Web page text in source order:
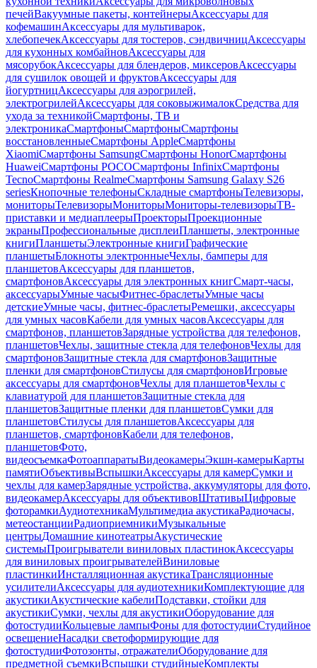
печейВакуумные пакеты, контейнерыАксессуары для
кофемашинАксессуары для мультиварок,
хлебопечекАксессуары для тостеров, сэндвичницАксессуары
для кухонных комбайновАксессуары для
мясорубокАксессуары для блендеров, миксеровАксессуары
для сушилок овощей и фруктовАксессуары для
йогуртницАксессуары для аэрогрилей,
электрогрилейАксессуары для соковыжималокСредства для
ухода за техникойСмартфоны, ТВ и
электроникаСмартфоныСмартфоныСмартфоны
восстановленныеСмартфоны AppleСмартфоны
XiaomiСмартфоны SamsungСмартфоны HonorСмартфоны
HuaweiСмартфоны POCOСмартфоны InfinixСмартфоны
TecnoСмартфоны RealmeСмартфоны Samsung Galaxy S26
seriesКнопочные телефоныСкладные смартфоныТелевизоры,
мониторыТелевизорыМониторыМониторы-телевизорыТВ-
приставки и медиаплеерыПроекторыПроекционные
экраныПрофессиональные дисплеиПланшеты, электронные
книгиПланшетыЭлектронные книгиГрафические
планшетыБлокноты электронныеЧехлы, бамперы для
планшетовАксессуары для планшетов,
смартфоновАксессуары для электронных книгСмарт-часы,
аксессуарыУмные часыФитнес-браслетыУмные часы
детскиеУмные часы, фитнес-браслетыРемешки, аксессуары
для умных часовКабели для умных часовАксессуары для
смартфонов, планшетовЗарядные устройства для телефонов,
планшетовЧехлы, защитные стекла для телефоновЧехлы для
смартфоновЗащитные стекла для смартфоновЗащитные
пленки для смартфоновСтилусы для смартфоновИгровые
аксессуары для смартфоновЧехлы для планшетовЧехлы с
клавиатурой для планшетовЗащитные стекла для
планшетовЗащитные пленки для планшетовСумки для
планшетовСтилусы для планшетовАксессуары для
планшетов, смартфоновКабели для телефонов,
планшетовФото,
видеосъемкаФотоаппаратыВидеокамерыЭкшн-камерыКарты
памятиОбъективыВспышкиАксессуары для камерСумки и
чехлы для камерЗарядные устройства, аккумуляторы для фото,
видеокамерАксессуары для объективовШтативыЦифровые
фоторамкиАудиотехникаМультимедиа акустикаРадиочасы,
метеостанцииРадиоприемникиМузыкальные
центрыДомашние кинотеатрыАкустические
системыПроигрыватели виниловых пластинокАксессуары
для виниловых проигрывателейВиниловые
пластинкиИнсталляционная акустикаТрансляционные
усилителиАксессуары для аудиотехникиКомплектующие для
акустикиАкустические кабелиПодставки, стойки для
акустикиСумки, чехлы для акустикиОборудование для
фотостудииКольцевые лампыФоны для фотостудииСтудийное
освещениеНасадки светоформирующие для
фотостудииФотозонты, отражателиОборудование для
предметной съемкиВспышки студийныеКомплекты